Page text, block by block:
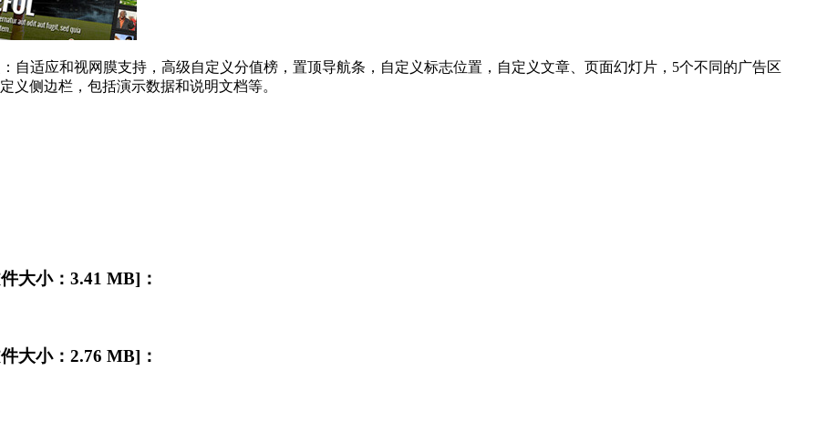
自适应和视网膜支持，高级自定义分值榜，置顶导航条，自定义标志位置，自定义文章、页面幻灯片，5个不同的广告区
义侧边栏，包括演示数据和说明文档等。
大小：3.41 MB]：
大小：2.76 MB]：